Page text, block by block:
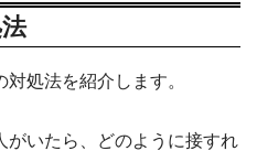
処法を紹介します。
がいたら、どのように接すれ